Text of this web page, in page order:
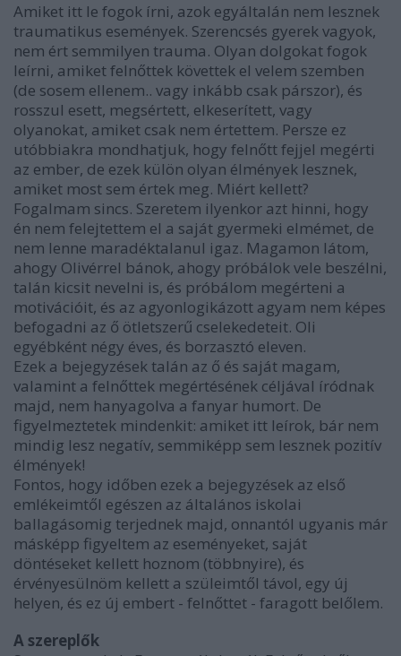
Amiket itt le fogok írni, azok egyáltalán nem lesznek
traumatikus események. Szerencsés gyerek vagyok,
nem ért semmilyen trauma. Olyan dolgokat fogok
leírni, amiket felnőttek követtek el velem szemben
(de sosem ellenem.. vagy inkább csak párszor), és
rosszul esett, megsértett, elkeserített, vagy
olyanokat, amiket csak nem értettem. Persze ez
utóbbiakra mondhatjuk, hogy felnőtt fejjel megérti
az ember, de ezek külön olyan élmények lesznek,
amiket most sem értek meg. Miért kellett?
Fogalmam sincs. Szeretem ilyenkor azt hinni, hogy
én nem felejtettem el a saját gyermeki elmémet, de
nem lenne maradéktalanul igaz. Magamon látom,
ahogy Olivérrel bánok, ahogy próbálok vele beszélni,
talán kicsit nevelni is, és próbálom megérteni a
motivációit, és az agyonlogikázott agyam nem képes
befogadni az ő ötletszerű cselekedeteit. Oli
egyébként négy éves, és borzasztó eleven.
Ezek a bejegyzések talán az ő és saját magam,
valamint a felnőttek megértésének céljával íródnak
majd, nem hanyagolva a fanyar humort. De
figyelmeztetek mindenkit: amiket itt leírok, bár nem
mindig lesz negatív, semmiképp sem lesznek pozitív
élmények!
Fontos, hogy időben ezek a bejegyzések az első
emlékeimtől egészen az általános iskolai
ballagásomig terjednek majd, onnantól ugyanis már
másképp figyeltem az eseményeket, saját
döntéseket kellett hoznom (többnyire), és
érvényesülnöm kellett a szüleimtől távol, egy új
helyen, és ez új embert - felnőttet - faragott belőlem.
A szereplők